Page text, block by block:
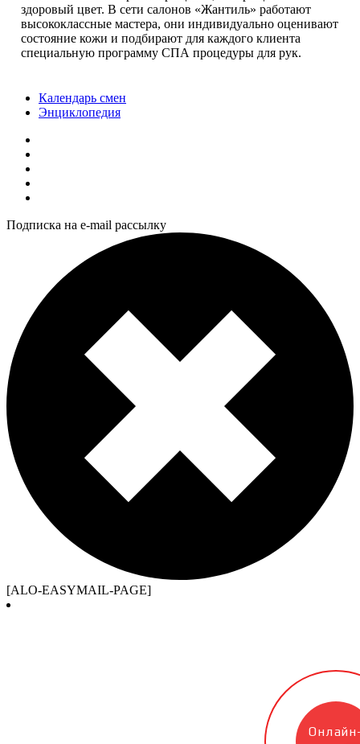
здоровый цвет. В сети салонов «Жантиль» работают
высококлассные мастера, они индивидуально оценивают
состояние кожи и подбирают для каждого клиента
специальную программу СПА процедуры для рук.
Календарь смен
Энциклопедия
Подписка на e-mail рассылку
[ALO-EASYMAIL-PAGE]